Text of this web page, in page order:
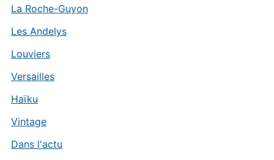
La Roche-Guyon
Les Andelys
Louviers
Versailles
Haïku
Vintage
Dans l'actu